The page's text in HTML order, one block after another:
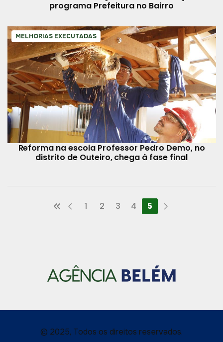
programa Prefeitura no Bairro
MELHORIAS EXECUTADAS
Reforma na escola Professor Pedro Demo, no
distrito de Outeiro, chega à fase final
1 2 3 4 5
© 2025, Todos os direitos reservados.